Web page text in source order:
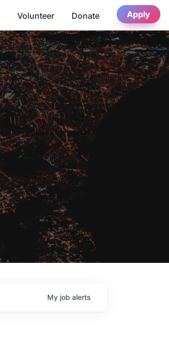
Volunteer Donate Apply
My job alerts